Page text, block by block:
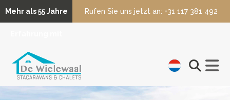
Mehr als 55 Jahre
Mobilheimen und
Chalets
Rufen Sie uns jetzt an: +31 117 381 492